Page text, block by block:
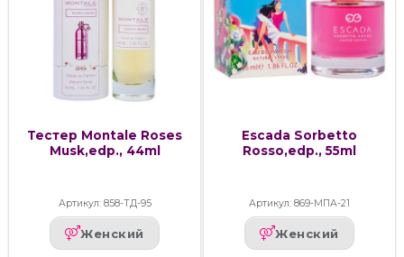
Тестер Montale Roses
Musk,edp., 44ml
Артикул: 858-ТД-95
Женский
Escada Sorbetto
Rosso,edp., 55ml
Артикул: 869-МПА-21
Женский